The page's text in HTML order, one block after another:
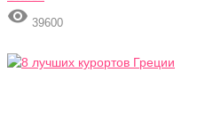
 39600